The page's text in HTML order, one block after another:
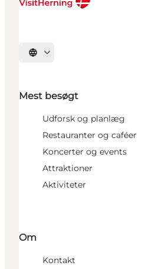
Vælg sprog
Mest besøgt
Udforsk og planlæg
Restauranter og caféer
Koncerter og events
Attraktioner
Aktiviteter
Om
Kontakt